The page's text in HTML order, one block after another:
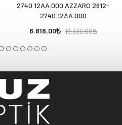
2740.12AA.000 AZZARO 2612-
2740.12AA.000
6.818,00
13.636,00